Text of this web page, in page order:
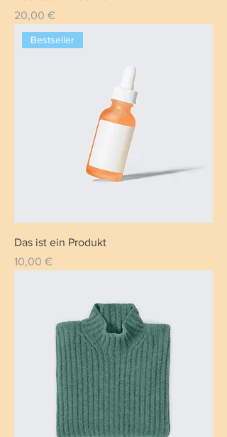
Preis
20,00 €
Bestseller
Das ist ein Produkt
Preis
10,00 €